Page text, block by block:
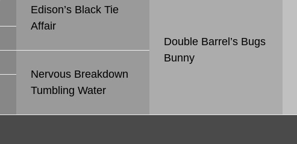
Edi­son’s Black Tie
Aff­air
Dou­ble Bar­rel’s Bugs
Bun­ny
Ner­vous Break­down
Tumb­ling Water